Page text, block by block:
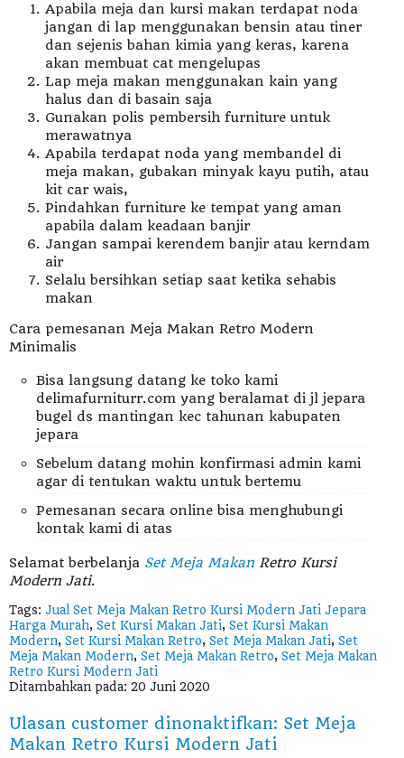
Apabila meja dan kursi makan terdapat noda
jangan di lap menggunakan bensin atau tiner
dan sejenis bahan kimia yang keras, karena
akan membuat cat mengelupas
Lap meja makan menggunakan kain yang
halus dan di basain saja
Gunakan polis pembersih furniture untuk
merawatnya
Apabila terdapat noda yang membandel di
meja makan, gubakan minyak kayu putih, atau
kit car wais,
Pindahkan furniture ke tempat yang aman
apabila dalam keadaan banjir
Jangan sampai kerendem banjir atau kerndam
air
Selalu bersihkan setiap saat ketika sehabis
makan
Cara pemesanan Meja Makan Retro Modern
Minimalis
Bisa langsung datang ke toko kami
delimafurniturr.com yang beralamat di jl jepara
bugel ds mantingan kec tahunan kabupaten
jepara
Sebelum datang mohin konfirmasi admin kami
agar di tentukan waktu untuk bertemu
Pemesanan secara online bisa menghubungi
kontak kami di atas
Selamat berbelanja Set Meja MakanRetro Kursi
Modern Jati.
Tags: Jual Set Meja Makan Retro Kursi Modern Jati Jepara
Harga Murah, Set Kursi Makan Jati, Set Kursi Makan
Modern, Set Kursi Makan Retro, Set Meja Makan Jati, Set
Meja Makan Modern, Set Meja Makan Retro, Set Meja Makan
Retro Kursi Modern Jati
Ditambahkan pada: 20 Juni 2020
Ulasan customer dinonaktifkan: Set Meja
Makan Retro Kursi Modern Jati